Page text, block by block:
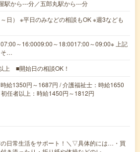
駅から---分／五郎丸駅から---分
日） ※平日のみなどの相談もOK ※週3なども
07:00～16:0009:00～18:0017:00～09:00※ 上記
そ…
上 ■開始日の相談OK！
給1350円～1687円 / 介護福祉士：時給1650
任者以上：時給1450円～1812円
の日常生活をサポート！＼▽具体的には…・買